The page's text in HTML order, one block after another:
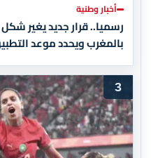
أخبار وطنية
رسميا.. قرار جديد يغير
بالمغرب ويحدد موعد
3